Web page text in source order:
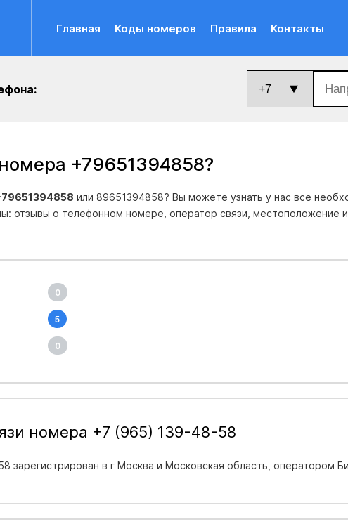
Главная Коды номеров Правила Контакты
+79651394858?
или 89651394858? Вы можете узнать у нас все
отзывы о телефонном номере, оператор связи, местоположение
0
5
0
номера +7 (965) 139-48-58
зарегистрирован в г Москва и Московская область , оператором